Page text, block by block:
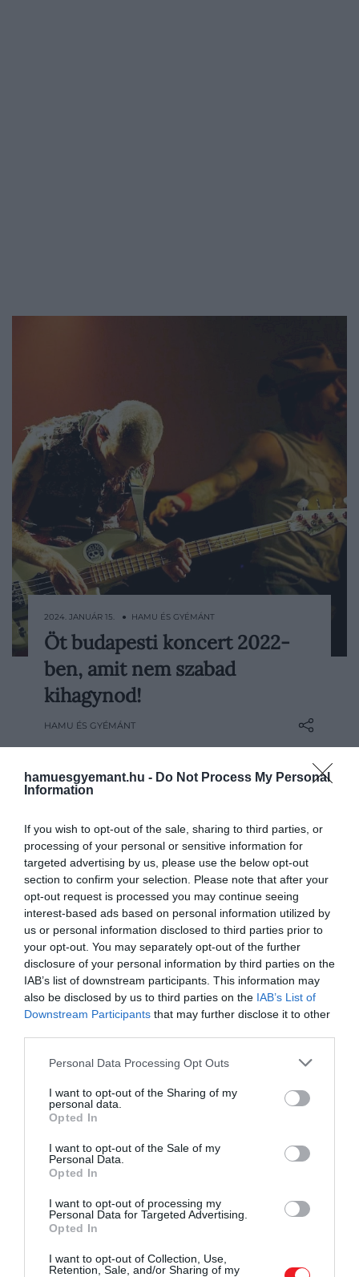
hamuesgyemant.hu - Do Not Process My Personal
Information
If you wish to opt-out of the sale, sharing to third parties, or
processing of your personal or sensitive information for
targeted advertising by us, please use the below opt-out
section to confirm your selection. Please note that after your
opt-out request is processed you may continue seeing
interest-based ads based on personal information utilized by
us or personal information disclosed to third parties prior to
your opt-out. You may separately opt-out of the further
disclosure of your personal information by third parties on the
IAB’s list of downstream participants. This information may
also be disclosed by us to third parties on the IAB’s List of
Downstream Participants that may further disclose it to other
Please note that this website/app uses one or more Google
not limited to your visit or usage behaviour. You may click to
grant or deny consent to Google and its third-party tags to
use your data for below specified purposes in below Google
consent section.
Personal Data Processing Opt Outs
I want to opt-out of the Sharing of my
personal data.
Opted In
I want to opt-out of the Sale of my
Personal Data.
Opted In
I want to opt-out of processing my
Personal Data for Targeted Advertising.
Opted In
I want to opt-out of Collection, Use,
Retention, Sale, and/or Sharing of my
Alakul a 2022-es koncertszezon, sőt a jövő
évi sztárfelhozatal elképesztően ütősnek
tűnik. Már a pandémia előtti években is
megfigyelhető volt az a pozitív tendencia,
miszerint az Európába érkező A-
kategóriás előadók egyre nagyobb
a koncertszervezők emeltek a…
2024. JANUÁR 15. ● HAMU ÉS GYÉMÁNT
Öt budapesti koncert 2022-
ben, amit nem szabad
kihagynod!
HAMU ÉS GYÉMÁNT